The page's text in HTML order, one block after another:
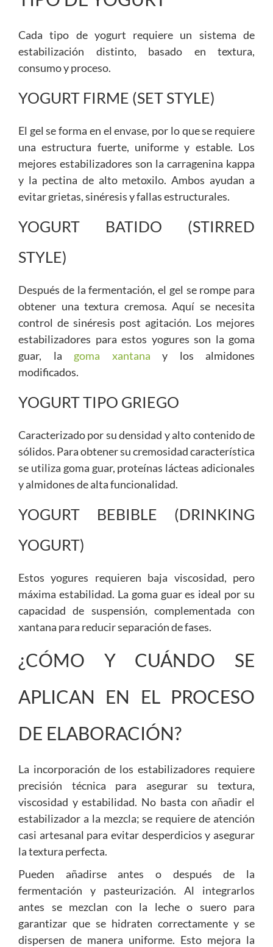
Cada tipo de yogurt requiere un sistema de
estabilización distinto, basado en textura,
consumo y proceso.
YOGURT FIRME (SET STYLE)
El gel se forma en el envase, por lo que se requiere
una estructura fuerte, uniforme y estable. Los
mejores estabilizadores son la carragenina kappa
y la pectina de alto metoxilo. Ambos ayudan a
evitar grietas, sinéresis y fallas estructurales.
YOGURT BATIDO (STIRRED
STYLE)
Después de la fermentación, el gel se rompe para
obtener una textura cremosa. Aquí se necesita
control de sinéresis post agitación. Los mejores
estabilizadores para estos yogures son la goma
guar, la goma xantana y los almidones
modificados.
YOGURT TIPO GRIEGO
Caracterizado por su densidad y alto contenido de
sólidos. Para obtener su cremosidad característica
se utiliza goma guar, proteínas lácteas adicionales
y almidones de alta funcionalidad.
YOGURT BEBIBLE (DRINKING
YOGURT)
Estos yogures requieren baja viscosidad, pero
máxima estabilidad. La goma guar es ideal por su
capacidad de suspensión, complementada con
xantana para reducir separación de fases.
¿CÓMO Y CUÁNDO SE
APLICAN EN EL PROCESO
DE ELABORACIÓN?
La incorporación de los estabilizadores requiere
precisión técnica para asegurar su textura,
viscosidad y estabilidad. No basta con añadir el
estabilizador a la mezcla; se requiere de atención
casi artesanal para evitar desperdicios y asegurar
la textura perfecta.
Pueden añadirse antes o después de la
fermentación y pasteurización. Al integrarlos
antes se mezclan con la leche o suero para
garantizar que se hidraten correctamente y se
dispersen de manera uniforme. Esto mejora la